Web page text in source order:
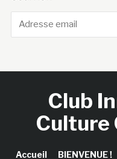
Club
Culture
Accueil BIENVENUE !